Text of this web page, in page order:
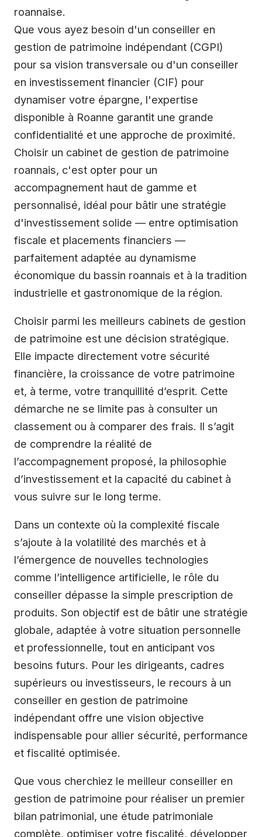
roannaise.
Que vous ayez besoin d'un conseiller en
gestion de patrimoine indépendant (CGPI)
pour sa vision transversale ou d'un conseiller
en investissement financier (CIF) pour
dynamiser votre épargne, l'expertise
disponible à Roanne garantit une grande
confidentialité et une approche de proximité.
Choisir un cabinet de gestion de patrimoine
roannais, c'est opter pour un
accompagnement haut de gamme et
personnalisé, idéal pour bâtir une stratégie
d'investissement solide — entre optimisation
fiscale et placements financiers —
parfaitement adaptée au dynamisme
économique du bassin roannais et à la tradition
industrielle et gastronomique de la région.
Choisir parmi les meilleurs cabinets de gestion
de patrimoine est une décision stratégique.
Elle impacte directement votre sécurité
financière, la croissance de votre patrimoine
et, à terme, votre tranquillité d’esprit. Cette
démarche ne se limite pas à consulter un
classement ou à comparer des frais. Il s’agit
de comprendre la réalité de
l’accompagnement proposé, la philosophie
d’investissement et la capacité du cabinet à
vous suivre sur le long terme.
Dans un contexte où la complexité fiscale
s’ajoute à la volatilité des marchés et à
l’émergence de nouvelles technologies
comme l’intelligence artificielle, le rôle du
conseiller dépasse la simple prescription de
produits. Son objectif est de bâtir une stratégie
globale, adaptée à votre situation personnelle
et professionnelle, tout en anticipant vos
besoins futurs. Pour les dirigeants, cadres
supérieurs ou investisseurs, le recours à un
conseiller en gestion de patrimoine
indépendant offre une vision objective
indispensable pour allier sécurité, performance
et fiscalité optimisée.
Que vous cherchiez le meilleur conseiller en
gestion de patrimoine pour réaliser un premier
bilan patrimonial, une étude patrimoniale
complète, optimiser votre fiscalité, développer